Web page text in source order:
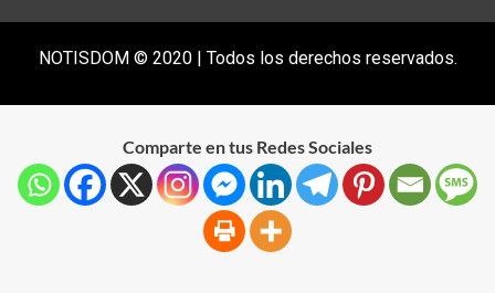
NOTISDOM © 2020 | Todos los derechos reservados.
Comparte en tus Redes Sociales